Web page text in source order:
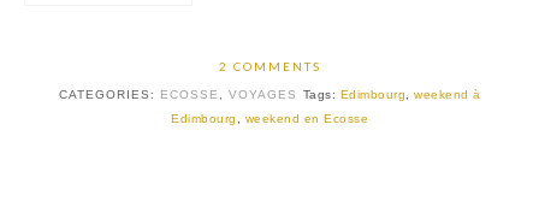
2 COMMENTS
CATEGORIES: ECOSSE VOYAGES Tags: Edimbourg
weekend à
Edimbourg
weekend en Ecosse